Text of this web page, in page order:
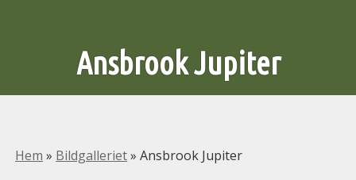
Ansbrook Jupiter
Hem » Bildgalleriet»Ansbrook Jupiter